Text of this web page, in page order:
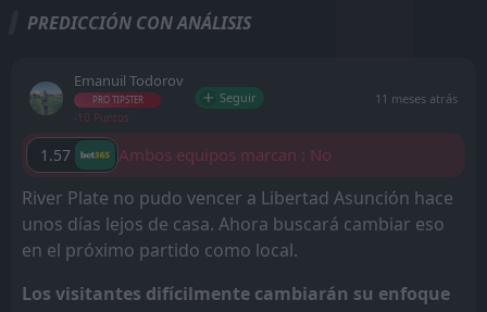
PREDICCIÓN CON ANÁLISIS
Emanuil Todorov
PRO TIPSTER
-10 Puntos
Seguir 11 meses atrás
1.57 Ambos equipos marcan : No
River Plate no pudo vencer a Libertad Asunción hace
unos días lejos de casa. Ahora buscará cambiar eso
en el próximo partido como local.
Los visitantes difícilmente cambiarán su enfoque